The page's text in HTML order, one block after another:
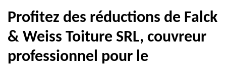
Profitez des réductions de Falck
& Weiss Toiture SRL, couvreur
professionnel pour le